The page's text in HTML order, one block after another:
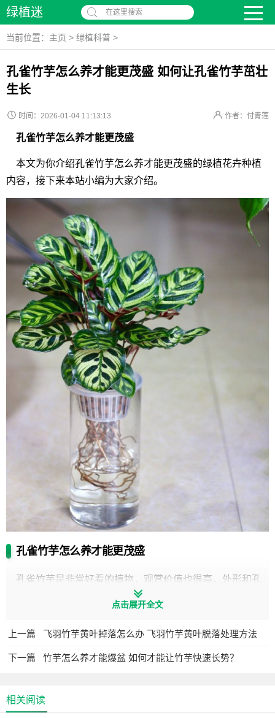
绿植迷 在这里搜索
当前位置： 主页 > 绿植科普 >
孔雀竹芋怎么养才能更茂盛 如何让孔雀竹芋茁壮
生长
时间：2026-01-04 11:13:13 作者：付青莲
孔雀竹芋怎么养才能更茂盛
本文为你介绍孔雀竹芋怎么养才能更茂盛的绿植花卉种植
内容，接下来本站小编为大家介绍。
孔雀竹芋怎么养才能更茂盛
孔雀竹芋是非常好看的植物，观赏价值也很高，外形和孔
雀的羽毛非常相似，那么孔雀竹芋怎么养才能更茂盛，如何
孔雀竹芋是喜欢光照的植物，但孔雀竹芋不能接受阳光暴
晒，容易灼伤孔雀竹芋的叶片，从而出现斑纹，我们在平时
长。
点击展开全文
上一篇 飞羽竹芋黄叶掉落怎么办 飞羽竹芋黄叶脱落处理方法
下一篇 竹芋怎么养才能爆盆 如何才能让竹芋快速长势？
相关阅读